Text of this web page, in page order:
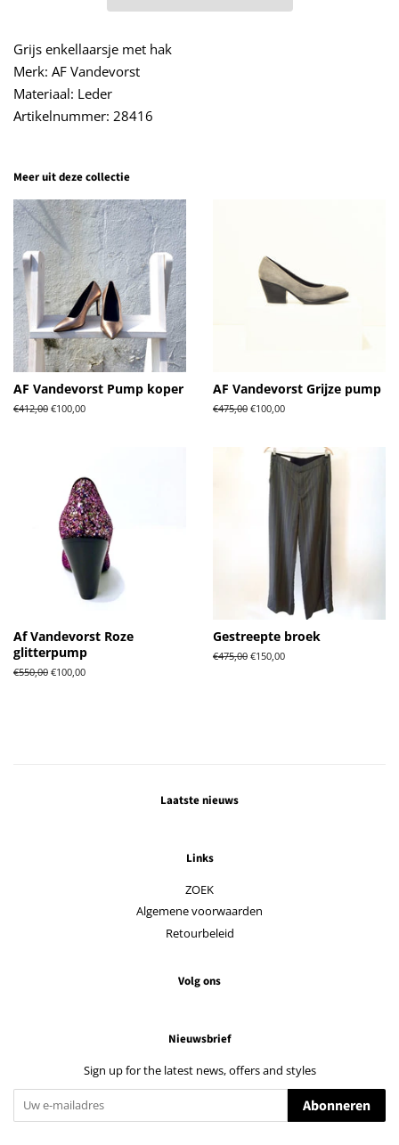
Grijs enkellaarsje met hak
Merk: AF Vandevorst
Materiaal: Leder
Artikelnummer: 28416
Meer uit deze collectie
AF Vandevorst Pump koper
Normale
€412,00 Aanbiedingsprijs
€100,00
AF Vandevorst Grijze pump
Normale
€475,00 Aanbiedingsprijs
€100,00
Af Vandevorst Roze
glitterpump
Normale
€550,00 Aanbiedingsprijs
€100,00
Gestreepte broek
Normale
€475,00 Aanbiedingsprijs
€150,00
Laatste nieuws
Links
ZOEK
Algemene voorwaarden
Retourbeleid
Volg ons
Nieuwsbrief
Sign up for the latest news, offers and styles
Abonneren